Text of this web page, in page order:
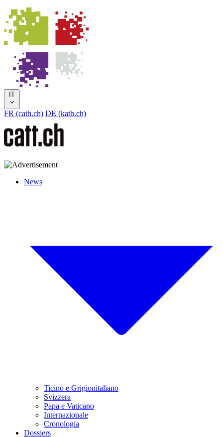
IT
FR (cath.ch) DE (kath.ch)
News
Ticino e Grigionitaliano
Svizzera
Papa e Vaticano
Internazionale
Cronologia
Dossiers